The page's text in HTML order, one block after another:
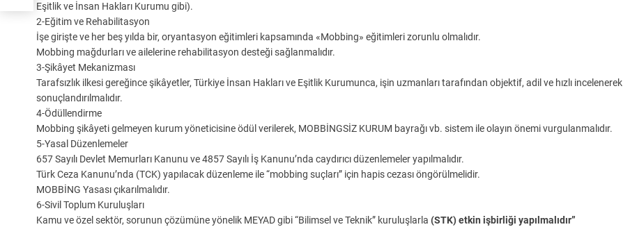
Eşitlik ve İnsan Hakları Kurumu gibi).
2-Eğitim ve Rehabilitasyon
İşe girişte ve her beş yılda bir, oryantasyon eğitimleri kapsamında «Mobbing» eğitimleri zorunlu olmalıdır.
Mobbing mağdurları ve ailelerine rehabilitasyon desteği sağlanmalıdır.
3-Şikâyet Mekanizması
Tarafsızlık ilkesi gereğince şikâyetler, Türkiye İnsan Hakları ve Eşitlik Kurumunca, işin uzmanları tarafından objektif, adil ve hızlı incelenerek
sonuçlandırılmalıdır.
4-Ödüllendirme
Mobbing şikâyeti gelmeyen kurum yöneticisine ödül verilerek, MOBBİNGSİZ KURUM bayrağı vb. sistem ile olayın önemi vurgulanmalıdır.
5-Yasal Düzenlemeler
657 Sayılı Devlet Memurları Kanunu ve 4857 Sayılı İş Kanunu’nda caydırıcı düzenlemeler yapılmalıdır.
Türk Ceza Kanunu’nda (TCK) yapılacak düzenleme ile “mobbing suçları” için hapis cezası öngörülmelidir.
MOBBİNG Yasası çıkarılmalıdır.
6-Sivil Toplum Kuruluşları
Kamu ve özel sektör, sorunun çözümüne yönelik MEYAD gibi “Bilimsel ve Teknik” kuruluşlarla (STK) etkin işbirliği yapılmalıdır”